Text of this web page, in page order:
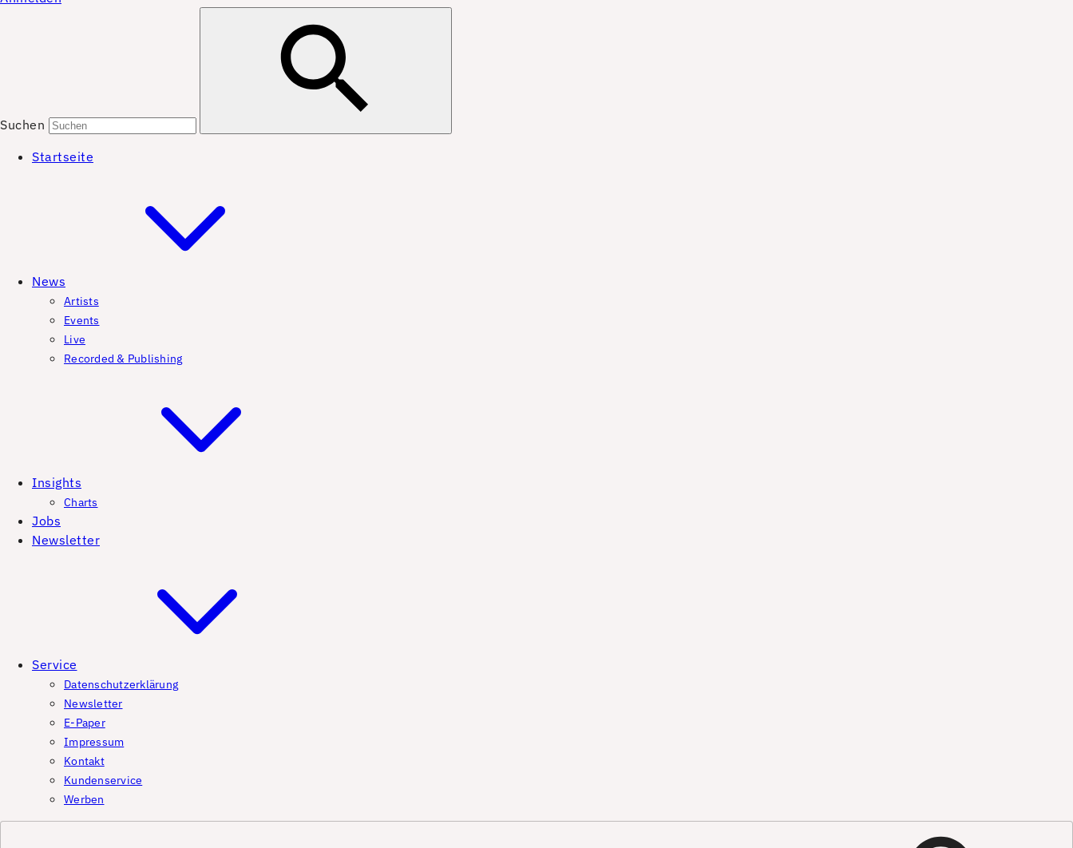
Suchen
Startseite
News
Artists
Events
Live
Recorded & Publishing
Insights
Charts
Jobs
Newsletter
Service
Datenschutzerklärung
Newsletter
E-Paper
Impressum
Kontakt
Kundenservice
Werben